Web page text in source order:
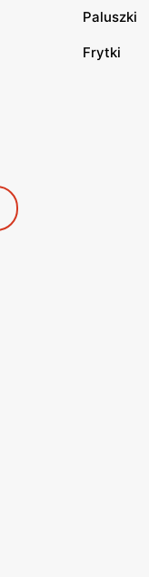
Paluszki
Frytki